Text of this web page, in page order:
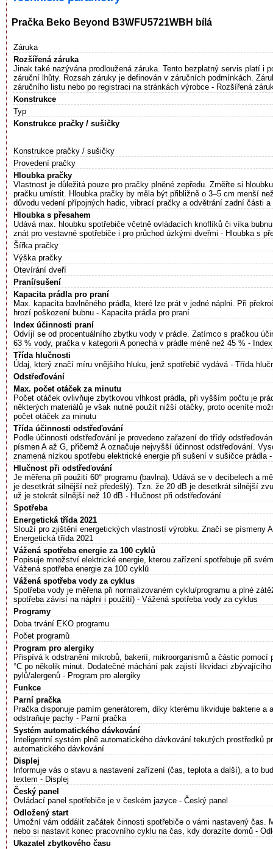
Pračka Beko Beyond B3WFU5721WBH bílá
Záruka
Rozšířená záruka
Jinak také nazývána prodloužená záruka. Tento bezplatný servis platí i
záruční lhůty. Rozsah záruky je definován v záručních podmínkách.
záručního listu nebo po registraci na stránkách výrobce - Rozšířená
Konstrukce
Typ
Konstrukce pračky / sušičky
Konstrukce pračky / sušičky
Provedení pračky
Hloubka pračky
Vlastnost je důležitá pouze pro pračky plněné zepředu. Změřte si
pračku umístit. Hloubka pračky by měla být přibližně o 3–5 cm menší
důvodu vedení přípojných hadic, vibrací pračky a odvětrání zadní části
Hloubka s přesahem
Udává max. hloubku spotřebiče včetně ovládacích knoflíků či víka
znát pro vestavné spotřebiče i pro průchod úzkými dveřmi - Hloubka s
Šířka pračky
Výška pračky
Otevírání dveří
Praní/sušení
Kapacita prádla pro praní
Max. kapacita bavlněného prádla, které lze prát v jedné náplni. Při
hrozí poškození bubnu - Kapacita prádla pro praní
Index účinnosti praní
Odvíjí se od procentuálního zbytku vody v prádle. Zatímco s pračkou
63 % vody, pračka v kategorii A ponechá v prádle méně než 45 % -
Třída hlučnosti
Údaj, který značí míru vnějšího hluku, jenž spotřebič vydává - Třída
Odstřeďování
Max. počet otáček za minutu
Počet otáček ovlivňuje zbytkovou vlhkost prádla, při vyšším počtu je
některých materiálů je však nutné použít nižší otáčky, proto oceníte
počet otáček za minutu
Třída účinnosti odstřeďování
Podle účinnosti odstřeďování je provedeno zařazení do třídy
písmen A až G, přičemž A označuje nejvyšší účinnost odstřeďování.
znamená nízkou spotřebu elektrické energie při sušení v sušičce prádla
Hlučnost při odstřeďování
Je měřena při použití 60° programu (bavlna). Udává se v decibelech a
je desetkrát silnější než předešlý). Tzn. že 20 dB je desetkrát silnější
už je stokrát silnější než 10 dB - Hlučnost při odstřeďování
Spotřeba
Energetická třída 2021
Slouží pro zjištění energetických vlastností výrobku. Značí se písmeny
Energetická třída 2021
Vážená spotřeba energie za 100 cyklů
Popisuje množství elektrické energie, kterou zařízení spotřebuje při
Vážená spotřeba energie za 100 cyklů
Vážená spotřeba vody za cyklus
Spotřeba vody je měřena při normalizovaném cyklu/programu a plné
spotřeba závisí na náplni i použití) - Vážená spotřeba vody za cyklus
Programy
Doba trvání EKO programu
Počet programů
Program pro alergiky
Přispívá k odstranění mikrobů, bakerií, mikroorganismů a částic pomocí
°C po několik minut. Dodatečné máchání pak zajistí likvidaci
pylů/alergenů - Program pro alergiky
Funkce
Parní pračka
Pračka disponuje parním generátorem, díky kterému likviduje bakterie a
odstraňuje pachy - Parní pračka
Systém automatického dávkování
Inteligentní systém plně automatického dávkování tekutých prostředků
automatického dávkování
Displej
Informuje vás o stavu a nastavení zařízení (čas, teplota a další), a to
textem - Displej
Český panel
Ovládací panel spotřebiče je v českém jazyce - Český panel
Odložený start
Umožní vám oddálit začátek činnosti spotřebiče o vámi nastavený čas.
nebo si nastavit konec pracovního cyklu na čas, kdy dorazíte domů -
Ukazatel zbytkového času